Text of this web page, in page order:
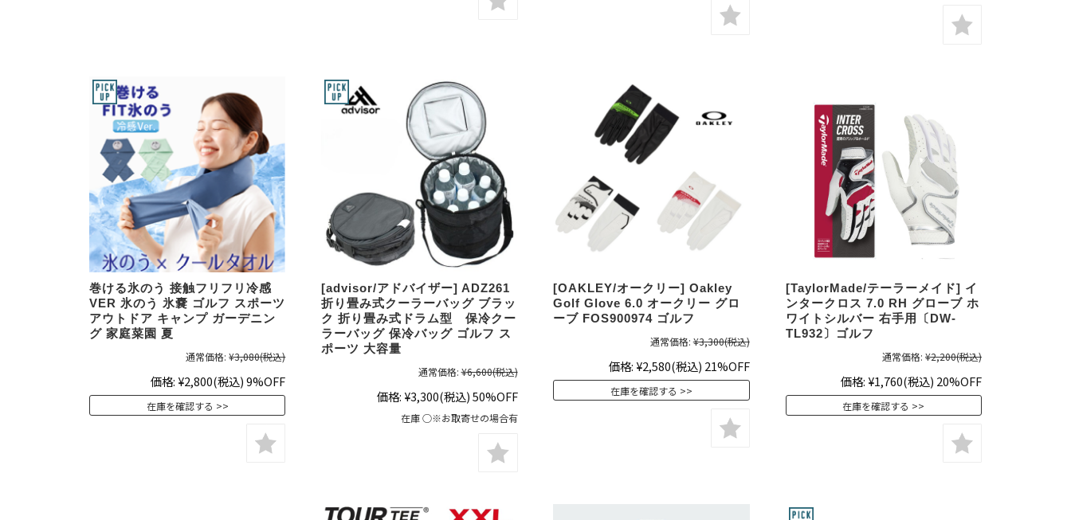
巻ける氷のう 接触フリフリ冷感
VER 氷のう 氷嚢 ゴルフ スポーツ
アウトドア キャンプ ガーデニン
グ 家庭菜園 夏
通常価格: ¥3,080(税込)
価格: ¥2,800(税込) 9%OFF
在庫を確認する
[advisor/アドバイザー] ADZ261
折り畳み式クーラーバッグ ブラッ
ク 折り畳み式ドラム型 保冷クー
ラーバッグ 保冷バッグ ゴルフ ス
ポーツ 大容量
通常価格: ¥6,600(税込)
価格: ¥3,300(税込)50%OFF
在庫 ○※お取寄せの場合有
[OAKLEY/オークリー] Oakley
Golf Glove 6.0 オークリー グロ
ーブ FOS900974 ゴルフ
通常価格: ¥3,300(税込)
価格: ¥2,580(税込) 21%OFF
在庫を確認する
[TaylorMade/テーラーメイド] イ
ンタークロス 7.0 RH グローブ ホ
ワイトシルバー 右手用〔DW-
TL932〕ゴルフ
通常価格: ¥2,200(税込)
価格: ¥1,760(税込) 20%OFF
在庫を確認する